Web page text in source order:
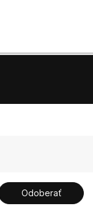
Odoberať